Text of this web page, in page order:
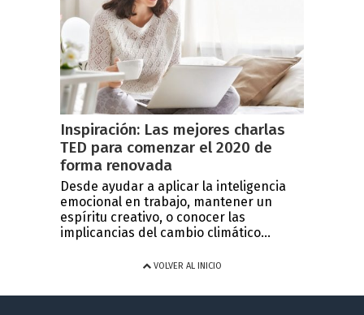
Inspiración: Las mejores charlas
TED para comenzar el 2020 de
forma renovada
Desde ayudar a aplicar la inteligencia
emocional en trabajo, mantener un
espíritu creativo, o conocer las
implicancias del cambio climático...
VOLVER AL INICIO